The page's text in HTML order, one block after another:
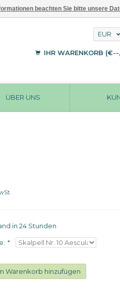
EUR
USD
IHR WARENKORB
ÜBER UNS
in 24 Stunden
*
Warenkorb hinzufügen
beachten Sie bitte unsere